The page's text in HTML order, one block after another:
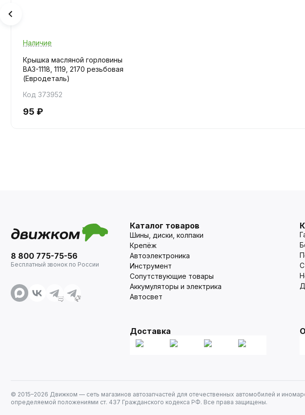
Наличие
Крышка масляной горловины
ВАЗ-1118, 1119, 2170 резьбовая
(Евродеталь)
Код 373952
95 ₽
8 800 775-75-56
Бесплатный звонок по России
Каталог товаров
Шины, диски, колпаки
Крепёж
Автоэлектроника
Инструмент
Сопутствующие товары
Аккумуляторы и электрика
Автосвет
Доставка
© 2015–2026 Движком — сеть магазинов автозапчастей для отечественных автомобилей и
определяемой положениями ст. 437 Гражданского кодекса РФ. Все права защищены.